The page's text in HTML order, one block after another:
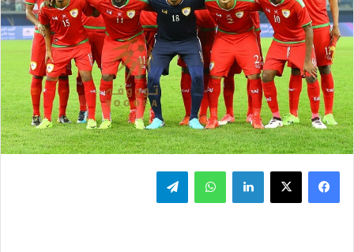
فيسبوك ‫X لينكدإن واتساب تيلقرام